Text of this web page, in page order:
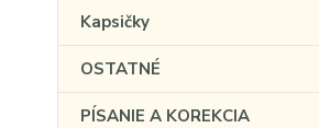
Kapsičky
OSTATNÉ
PÍSANIE A KOREKCIA